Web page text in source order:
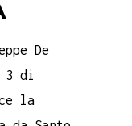
De
3 di
la